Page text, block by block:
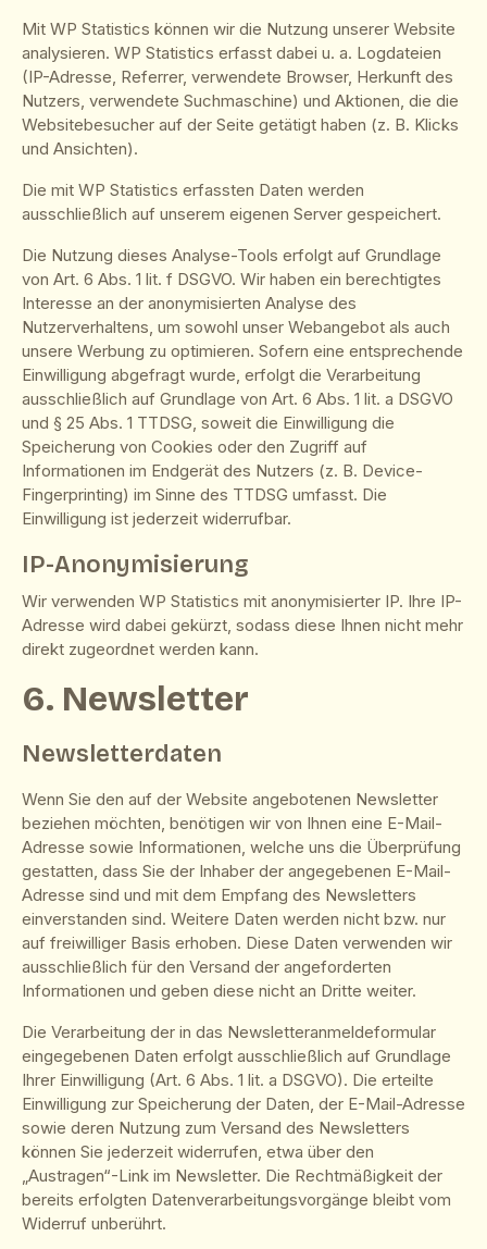
Mit WP Statistics können wir die Nutzung unserer Website
analysieren. WP Statistics erfasst dabei u. a. Logdateien
(IP-Adresse, Referrer, verwendete Browser, Herkunft des
Nutzers, verwendete Suchmaschine) und Aktionen, die die
Websitebesucher auf der Seite getätigt haben (z. B. Klicks
und Ansichten).
Die mit WP Statistics erfassten Daten werden
ausschließlich auf unserem eigenen Server gespeichert.
Die Nutzung dieses Analyse-Tools erfolgt auf Grundlage
von Art. 6 Abs. 1 lit. f DSGVO. Wir haben ein berechtigtes
Interesse an der anonymisierten Analyse des
Nutzerverhaltens, um sowohl unser Webangebot als auch
unsere Werbung zu optimieren. Sofern eine entsprechende
Einwilligung abgefragt wurde, erfolgt die Verarbeitung
ausschließlich auf Grundlage von Art. 6 Abs. 1 lit. a DSGVO
und § 25 Abs. 1 TTDSG, soweit die Einwilligung die
Speicherung von Cookies oder den Zugriff auf
Informationen im Endgerät des Nutzers (z. B. Device-
Fingerprinting) im Sinne des TTDSG umfasst. Die
Einwilligung ist jederzeit widerrufbar.
IP-Anonymisierung
Wir verwenden WP Statistics mit anonymisierter IP. Ihre IP-
Adresse wird dabei gekürzt, sodass diese Ihnen nicht mehr
direkt zugeordnet werden kann.
6. Newsletter
Newsletter­daten
Wenn Sie den auf der Website angebotenen Newsletter
beziehen möchten, benötigen wir von Ihnen eine E-Mail-
Adresse sowie Informationen, welche uns die Überprüfung
gestatten, dass Sie der Inhaber der angegebenen E-Mail-
Adresse sind und mit dem Empfang des Newsletters
einverstanden sind. Weitere Daten werden nicht bzw. nur
auf freiwilliger Basis erhoben. Diese Daten verwenden wir
ausschließlich für den Versand der angeforderten
Informationen und geben diese nicht an Dritte weiter.
Die Verarbeitung der in das Newsletteranmeldeformular
eingegebenen Daten erfolgt ausschließlich auf Grundlage
Ihrer Einwilligung (Art. 6 Abs. 1 lit. a DSGVO). Die erteilte
Einwilligung zur Speicherung der Daten, der E-Mail-Adresse
sowie deren Nutzung zum Versand des Newsletters
können Sie jederzeit widerrufen, etwa über den
„Austragen“-Link im Newsletter. Die Rechtmäßigkeit der
bereits erfolgten Datenverarbeitungsvorgänge bleibt vom
Widerruf unberührt.